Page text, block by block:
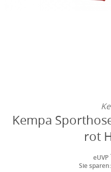
Kempa
rot
eUVP
Sie sparen: